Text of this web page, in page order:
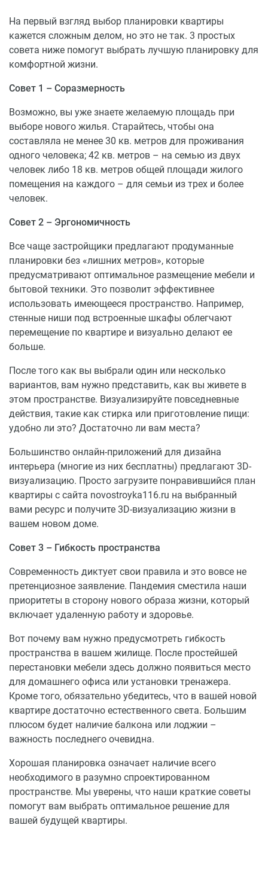
На первый взгляд выбор планировки квартиры
кажется сложным делом, но это не так. 3 простых
совета ниже помогут выбрать лучшую планировку для
комфортной жизни.
Совет 1 – Соразмерность
Возможно, вы уже знаете желаемую площадь при
выборе нового жилья. Старайтесь, чтобы она
составляла не менее 30 кв. метров для проживания
одного человека; 42 кв. метров – на семью из двух
человек либо 18 кв. метров общей площади жилого
помещения на каждого – для семьи из трех и более
человек.
Совет 2 – Эргономичность
Все чаще застройщики предлагают продуманные
планировки без «лишних метров», которые
предусматривают оптимальное размещение мебели и
бытовой техники. Это позволит эффективнее
использовать имеющееся пространство. Например,
стенные ниши под встроенные шкафы облегчают
перемещение по квартире и визуально делают ее
больше.
После того как вы выбрали один или несколько
вариантов, вам нужно представить, как вы живете в
этом пространстве. Визуализируйте повседневные
действия, такие как стирка или приготовление пищи:
удобно ли это? Достаточно ли вам места?
Большинство онлайн-приложений для дизайна
интерьера (многие из них бесплатны) предлагают 3D-
визуализацию. Просто загрузите понравившийся план
квартиры с сайта novostroyka116.ru на выбранный
вами ресурс и получите 3D-визуализацию жизни в
вашем новом доме.
Совет 3 – Гибкость пространства
Современность диктует свои правила и это вовсе не
претенциозное заявление. Пандемия сместила наши
приоритеты в сторону нового образа жизни, который
включает удаленную работу и здоровье.
Вот почему вам нужно предусмотреть гибкость
пространства в вашем жилище. После простейшей
перестановки мебели здесь должно появиться место
для домашнего офиса или установки тренажера.
Кроме того, обязательно убедитесь, что в вашей новой
квартире достаточно естественного света. Большим
плюсом будет наличие балкона или лоджии –
важность последнего очевидна.
Хорошая планировка означает наличие всего
необходимого в разумно спроектированном
пространстве. Мы уверены, что наши краткие советы
помогут вам выбрать оптимальное решение для
вашей будущей квартиры.